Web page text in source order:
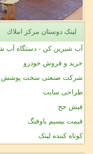
لینک دوستان مركز املاك
آب شیرین کن - دستگاه آب
خرید و فروش خودرو
شرکت صنعتی سخت پوشش
طراحی سایت
فیش حج
قیمت بیسیم باوفنگ
کوتاه کننده لینک